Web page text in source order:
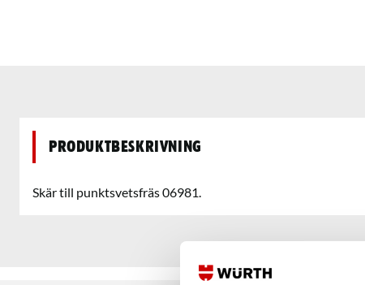
Produktbeskrivning
Skär till punktsvetsfräs 06981.